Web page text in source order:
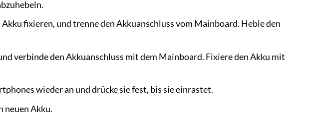
Akku fixieren, und trenne den Akkuanschluss vom Mainboard. Heble den
verbinde den Akkuanschluss mit dem Mainboard. Fixiere den Akku mit
wieder an und drücke sie fest, bis sie einrastet.
neuen Akku.